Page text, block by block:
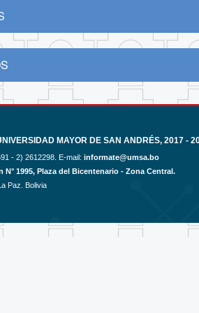
MAYOR DE SAN ANDRÉS, 2017 -
- 2) 2612298. E-mail: informate@umsa.bo
N° 1995, Plaza del Bicentenario - Zona Central.
Paz. Bolivia